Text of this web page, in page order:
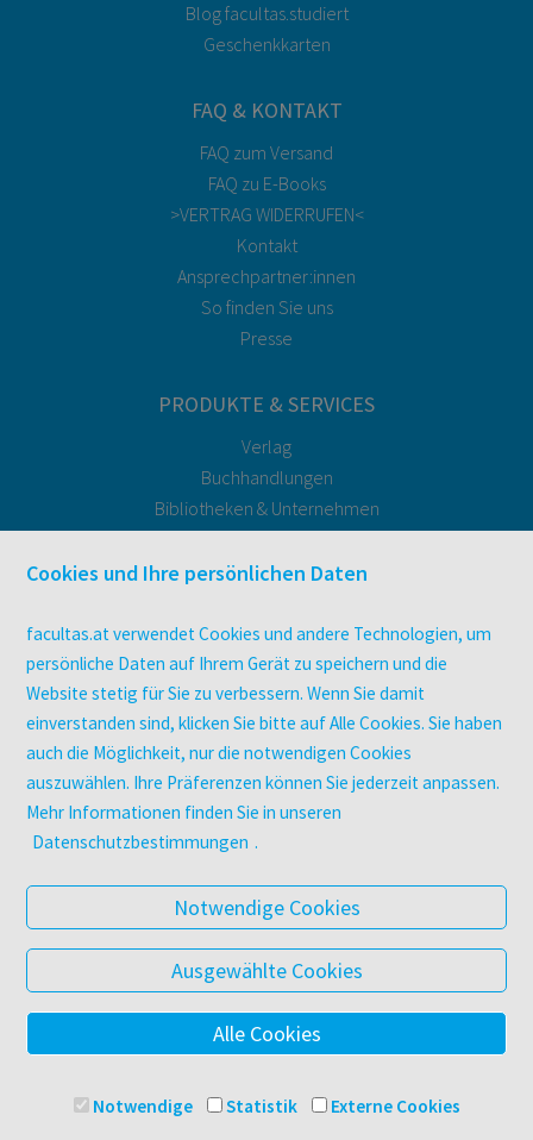
Blog facultas.studiert
Geschenkkarten
FAQ & KONTAKT
FAQ zum Versand
FAQ zu E-Books
>VERTRAG WIDERRUFEN<
Kontakt
Ansprechpartner:innen
So finden Sie uns
Presse
PRODUKTE & SERVICES
Verlag
Buchhandlungen
Bibliotheken & Unternehmen
Druckerei facultas druckt.
Zeitschriften
Digitale Angebote
UNTERNEHMEN
Über facultas
facultas Kooperationen
Arbeiten bei facultas
Datenschutz & Cookies
AGB
Barrierefreiheit
© 2025 Facultas Verlags- und Buchhandels AG
Cookies und Ihre persönlichen Daten
facultas.at verwendet Cookies und andere Technologien, um
persönliche Daten auf Ihrem Gerät zu speichern und die
Website stetig für Sie zu verbessern. Wenn Sie damit
einverstanden sind, klicken Sie bitte auf Alle Cookies. Sie haben
auch die Möglichkeit, nur die notwendigen Cookies
auszuwählen. Ihre Präferenzen können Sie jederzeit anpassen.
Mehr Informationen finden Sie in unseren
Datenschutzbestimmungen .
Notwendige Cookies
Ausgewählte Cookies
Alle Cookies
Notwendige Statistik Externe Cookies